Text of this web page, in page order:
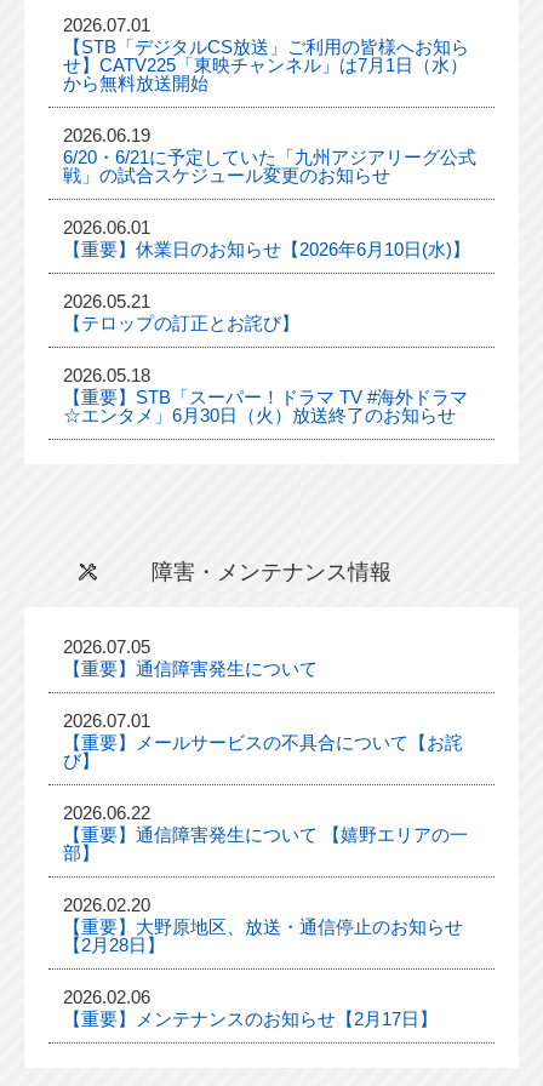
2026.07.01
【STB「デジタルCS放送」ご利用の皆様へお知ら
せ】CATV225「東映チャンネル」は7月1日（水）
から無料放送開始
2026.06.19
6/20・6/21に予定していた「九州アジアリーグ公式
戦」の試合スケジュール変更のお知らせ
2026.06.01
【重要】休業日のお知らせ【2026年6月10日(水)】
2026.05.21
【テロップの訂正とお詫び】
2026.05.18
【重要】STB「スーパー！ドラマ TV #海外ドラマ
☆エンタメ」6月30日（火）放送終了のお知らせ
障害・メンテナンス情報
2026.07.05
【重要】通信障害発生について
2026.07.01
【重要】メールサービスの不具合について【お詫
び】
2026.06.22
【重要】通信障害発生について 【嬉野エリアの一
部】
2026.02.20
【重要】大野原地区、放送・通信停止のお知らせ
【2月28日】
2026.02.06
【重要】メンテナンスのお知らせ【2月17日】